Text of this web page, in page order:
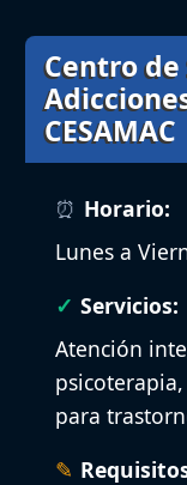
Centro
CESAMAC
Horario:
Lunes a
Servicios:
Atención
para